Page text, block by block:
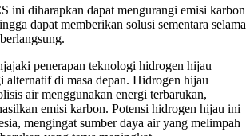
ini diharapkan dapat mengurangi emisi karbon
dapat memberikan solusi sementara selama
penerapan teknologi hidrogen hijau
alternatif di masa depan. Hidrogen hijau
air menggunakan energi terbarukan,
emisi karbon. Potensi hidrogen hijau ini
mengingat sumber daya air yang melimpah